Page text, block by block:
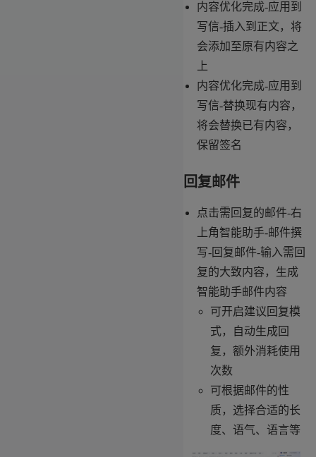
内容优化完成-应用到
写信-插入到正文，将
会添加至原有内容之
上
内容优化完成-应用到
写信-替换现有内容，
将会替换已有内容，
保留签名
回复邮件
点击需回复的邮件-右
上角智能助手-邮件撰
写-回复邮件-输入需回
复的大致内容，生成
智能助手邮件内容
可开启建议回复模
式，自动生成回
复，额外消耗使用
次数
可根据邮件的性
质，选择合适的长
度、语气、语言等